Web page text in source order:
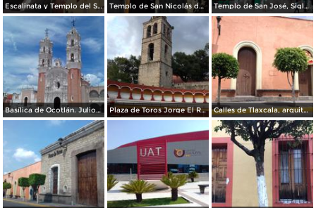
Escalinata y Templo del Señor del Vecino. Diciembre/2017 Templo de San Nicolás de Bari. Diciembre/2017 Templo de San José, Siglo XVII. Agosto/2017
Basílica de Ocotlán. Julio/2017 Plaza de Toros Jorge El Ranchero Aguilar y Torre Campanario del ex-convento del siglo XVI. Julio/2017 Calles de Tlaxcala, arquitectura. Julio/2017